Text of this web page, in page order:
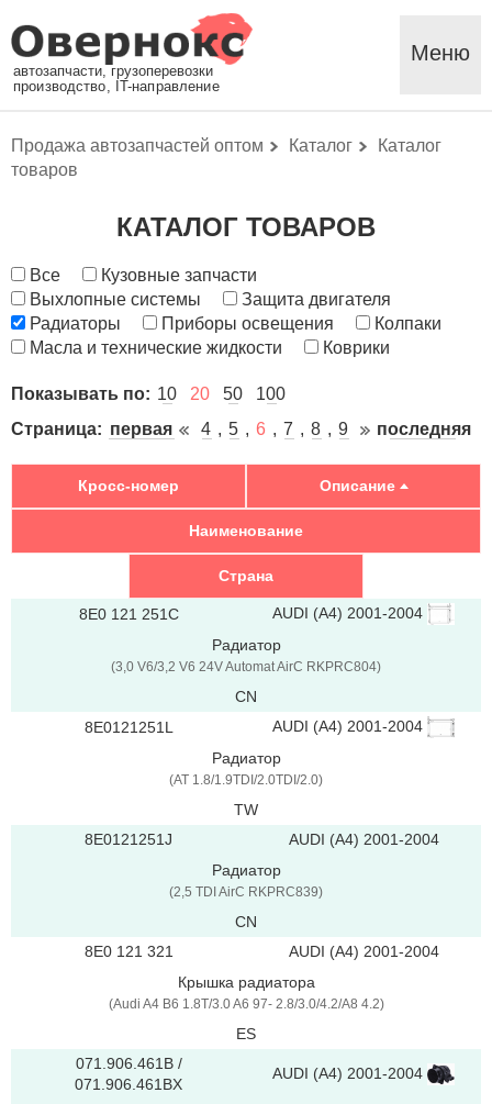
автозапчасти, грузоперевозки
производство, IT-направление
Меню
Продажа автозапчастей оптом Каталог
Каталог
товаров
КАТАЛОГ ТОВАРОВ
Все
Кузовные запчасти
Выхлопные системы
Защита двигателя
Радиаторы
Приборы освещения
Колпаки
Масла и технические жидкости
Коврики
Показывать по: 10 20 50
100
Страница: первая 4 5 6 7 8 9 последняя
Кросс-номер Описание
Наименование
Страна
8E0 121 251C
AUDI (A4) 2001-2004
Радиатор
(3,0 V6/3,2 V6 24V Automat AirC RKPRC804)
CN
8E0121251L
AUDI (A4) 2001-2004
Радиатор
(AT 1.8/1.9TDI/2.0TDI/2.0)
TW
8E0121251J
AUDI (A4) 2001-2004
Радиатор
(2,5 TDI AirC RKPRC839)
CN
8E0 121 321
AUDI (A4) 2001-2004
Крышка радиатора
(Audi A4 B6 1.8T/3.0 A6 97- 2.8/3.0/4.2/A8 4.2)
ES
071.906.461B /
071.906.461BX
AUDI (A4) 2001-2004